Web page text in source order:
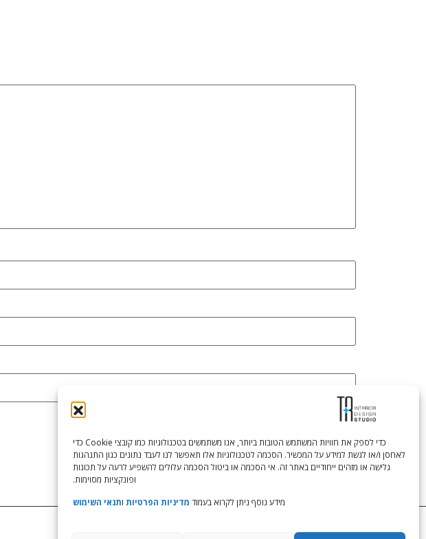
כדי לספק את חוויות המשתמש הטובות ביותר, אנו משתמשים בטכנולוגיות כמו קובצי Cookie כדי
לאחסן ו/או לגשת למידע על המכשיר. הסכמה לטכנולוגיות אלו תאפשר לנו לעבד נתונים כגון התנהגות
גלישה או מזהים ייחודיים באתר זה. אי הסכמה או ביטול הסכמה עלולים להשפיע לרעה על תכונות
ופונקציות מסוימות.
מידע נוסף ניתן לקרוא בעמוד מדיניות הפרטיות ותנאי השימוש